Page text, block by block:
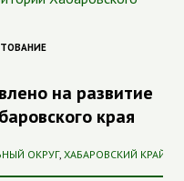
на развитие
края
ОКРУГ, ХАБАРОВСКИЙ КРАЙ